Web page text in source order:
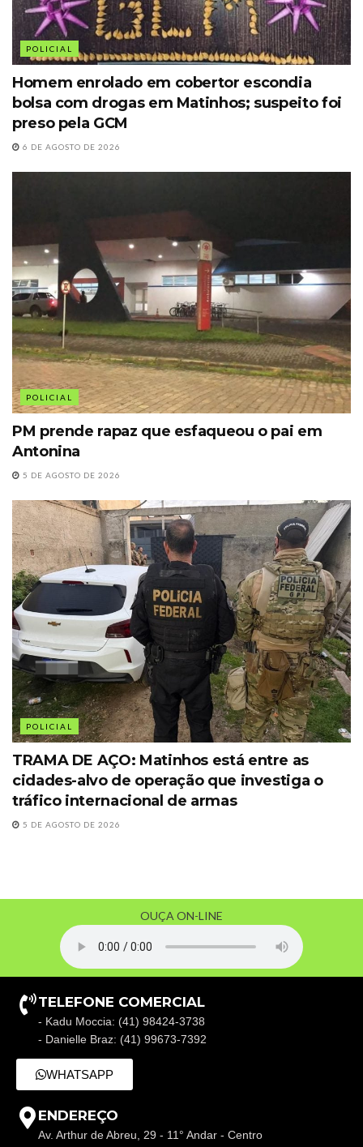
POLICIAL
Homem enrolado em cobertor escondia
bolsa com drogas em Matinhos; suspeito foi
preso pela GCM
6 DE AGOSTO DE 2026
POLICIAL
PM prende rapaz que esfaqueou o pai em
Antonina
5 DE AGOSTO DE 2026
POLICIAL
TRAMA DE AÇO: Matinhos está entre as
cidades-alvo de operação que investiga o
tráfico internacional de armas
5 DE AGOSTO DE 2026
OUÇA ON-LINE
TELEFONE COMERCIAL
- Kadu Moccia: (41) 98424-3738
- Danielle Braz: (41) 99673-7392
WHATSAPP
ENDEREÇO
Av. Arthur de Abreu, 29 - 11° Andar - Centro